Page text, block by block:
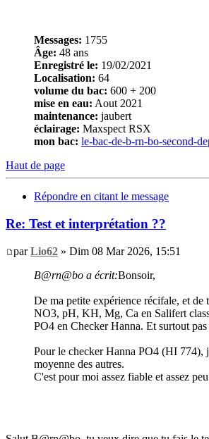
Messages: 1755
Âge: 48 ans
Enregistré le: 19/02/2021
Localisation: 64
volume du bac: 600 + 200
mise en eau: Aout 2021
maintenance: jaubert
éclairage: Maxspect RSX
mon bac: le-bac-de-b-rn-bo-second-
Haut de page
Répondre en citant le message
Re: Test et interprétation ??
parLio62 » Dim 08 Mar 2026, 15:51
B@rn@bo a écrit:Bonsoir,
De ma petite expérience récifale, et
NO3, pH, KH, Mg, Ca en Salifert
PO4 en Checker Hanna. Et surtout
Pour le checker Hanna PO4 (HI 774),
moyenne des autres.
C'est pour moi assez fiable et assez